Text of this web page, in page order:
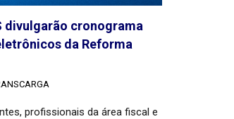
divulgarão cronograma
da Reforma
profissionais da área fiscal e